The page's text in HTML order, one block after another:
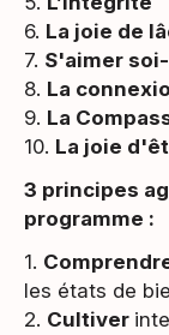
6. La joie de
7. S'aimer
8. La
9. La
10. La joie
3 principes
programme :
1.
les états de
2. Cultiver